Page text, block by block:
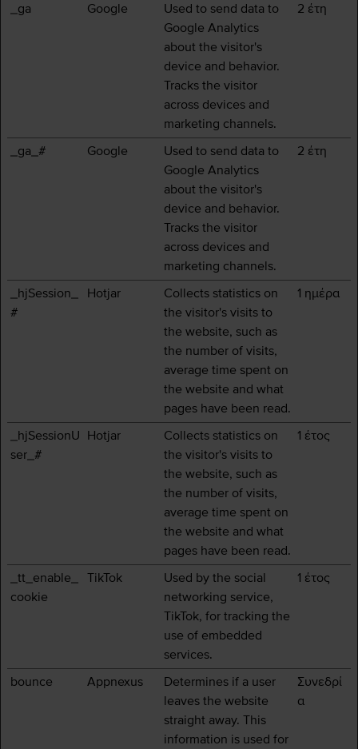
_ga Google
Used to send data to
Google Analytics
about the visitor's
device and behavior.
Tracks the visitor
across devices and
marketing channels.
2 έτη
_ga_# Google
Used to send data to
Google Analytics
about the visitor's
device and behavior.
Tracks the visitor
across devices and
marketing channels.
2 έτη
_hjSession_
#
Hotjar
Collects statistics on
the visitor's visits to
the website, such as
the number of visits,
average time spent on
the website and what
pages have been read.
1 ημέρα
_hjSessionU
ser_#
Hotjar
Collects statistics on
the visitor's visits to
the website, such as
the number of visits,
average time spent on
the website and what
pages have been read.
1 έτος
_tt_enable_
cookie
TikTok
Used by the social
networking service,
TikTok, for tracking the
use of embedded
services.
1 έτος
bounce Appnexus
Determines if a user
leaves the website
straight away. This
information is used for
Συνεδρί
α